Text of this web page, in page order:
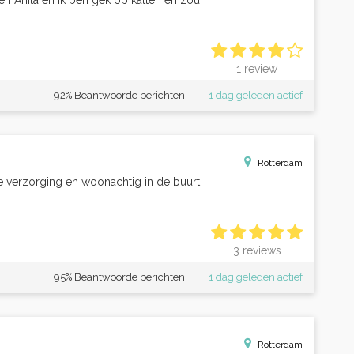
1 review
1 dag geleden actief
92% Beantwoorde berichten
Rotterdam
3 reviews
verzorging en woonachtig in de buurt
1 dag geleden actief
95% Beantwoorde berichten
Rotterdam